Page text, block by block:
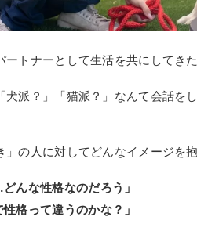
トナーとして生活を共にしてきた
犬派？」「猫派？」なんて会話を
」の人に対してどんなイメージを
んな性格なのだろう」
性格って違うのかな？」